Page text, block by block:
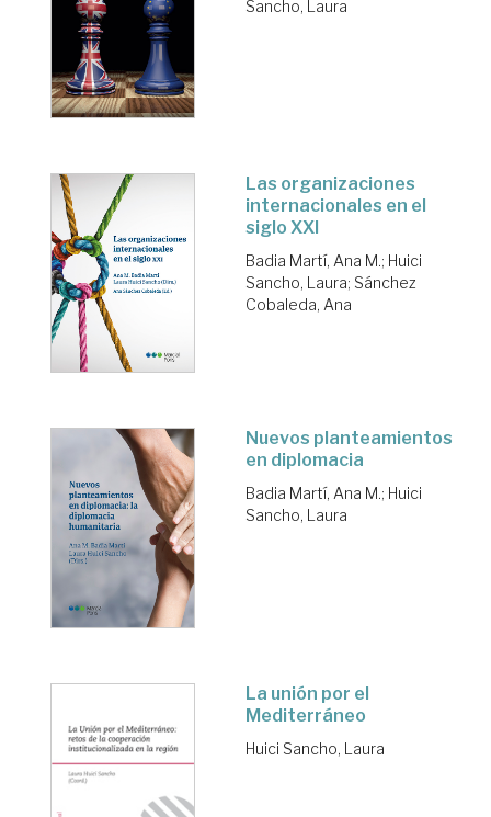
Sancho, Laura
Las organizaciones
internacionales en el
siglo XXI
Badia Martí, Ana M.; Huici
Sancho, Laura; Sánchez
Cobaleda, Ana
Nuevos planteamientos
en diplomacia
Badia Martí, Ana M.; Huici
Sancho, Laura
La unión por el
Mediterráneo
Huici Sancho, Laura